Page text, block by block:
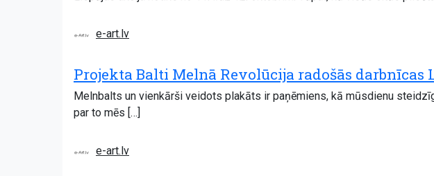
e-art.lv
Projekta Balti Melnā Revolūcija radošās darbnīcas
Melnbalts un vienkārši veidots plakāts ir paņēmiens, kā mūsdienu
par to mēs […]
e-art.lv